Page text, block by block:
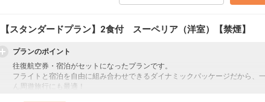
【スタンダードプラン】2食付 スーペリア（洋室）【禁煙】
プランのポイント
往復航空券・宿泊がセットになったプランです。
フライトと宿泊を自由に組み合わせできるダイナミックパッケージだから、
ん周遊旅行にも最適！